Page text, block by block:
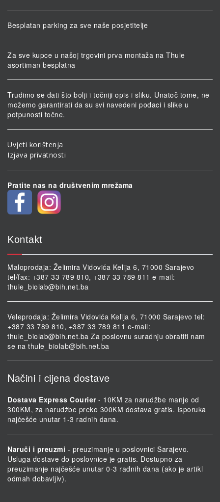
Besplatan parking za sve naše posjetitelje
Za sve kupce u našoj trgovini prva montaža na Thule
asortiman besplatna
Trudimo se dati što bolji i točniji opis i sliku. Unatoč tome, ne
možemo garantirati da su svi navedeni podaci i slike u
potpunosti točne.
Uvjeti korištenja
Izjava privatnosti
Pratite nas na društvenim mrežama
Kontakt
Maloprodaja: Želimira Vidovića Kelija 6, 71000 Sarajevo
tel/fax: +387 33 789 810, +387 33 789 811 e-mail:
thule_biolab@bih.net.ba
Veleprodaja: Želimira Vidovića Kelija 6, 71000 Sarajevo tel:
+387 33 789 810, +387 33 789 811 e-mail:
thule_biolab@bih.net.ba Za poslovnu suradnju obratiti nam
se na thule_biolab@bih.net.ba
Načini i cijena dostave
Dostava Express Courier- 10KM za narudžbe manje od
300KM, za narudžbe preko 300KM dostava gratis. Isporuka
najčešće unutar 1-3 radnih dana.
Naruči i preuzmi - preuzimanje u poslovnici Sarajevo.
Usluga dostave do poslovnice je gratis. Dostupno za
preuzimanje najčešće unutar 0-3 radnih dana (ako je artikl
odmah dobavljiv).